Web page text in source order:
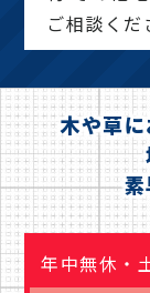
ご相談くだ
木や草
年中無休・